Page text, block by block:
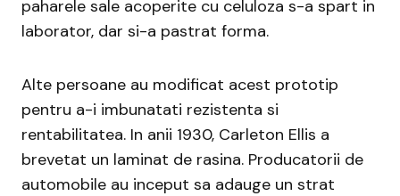
paharele sale acoperite cu celuloza s-a spart in
laborator, dar si-a pastrat forma.
Alte persoane au modificat acest prototip
pentru a-i imbunatati rezistenta si
rentabilitatea. In anii 1930, Carleton Ellis a
brevetat un laminat de rasina. Producatorii de
automobile au inceput sa adauge un strat